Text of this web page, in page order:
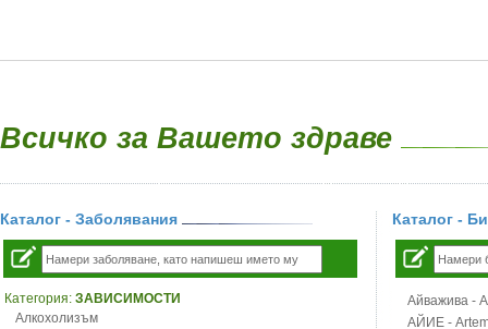
Всичко за Вашето здраве
Каталог - Заболявания
Категория: ЗАВИСИМОСТИ
Алкохолизъм
Каталог -
Айважива -
АЙИЕ -